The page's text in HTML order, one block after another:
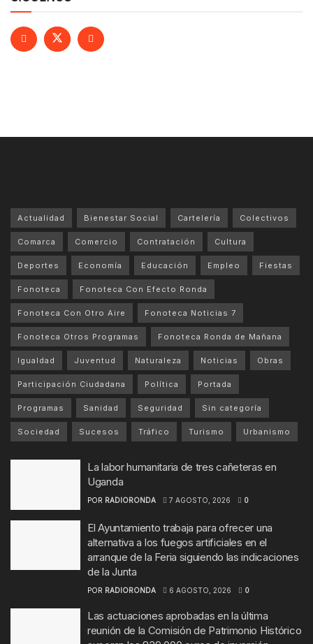
Actualidad Bienestar Social Cartelería Colectivos
Comarca Comercio Contratación Cultura
Deportes Economía Educación Empleo Fiestas
Fonoteca Fonoteca Con Efecto Ronda
Fonoteca Con Otro Aire Fonoteca Noticias 7
Fonoteca Otros Programas Fonoteca Ronda de Mañana
Igualdad Juventud Naturaleza Noticias Obras
Participación Ciudadana Política Portada
Programas Sanidad Seguridad Sin categoría
Sociedad Sucesos Tráfico Turismo Urbanismo
La labor humanitaria de tres cañeteras en
Uganda
POR RADIORONDA 7 AGOSTO, 2026 0
El Ayuntamiento trabaja para ofrecer una
alternativa a los fuegos artificiales en el
arranque de la Feria siguiendo las indicaciones
de la Junta
POR RADIORONDA 6 AGOSTO, 2026 0
Las actuaciones aprobadas en la última
reunión de la Comisión de Patrimonio Histórico